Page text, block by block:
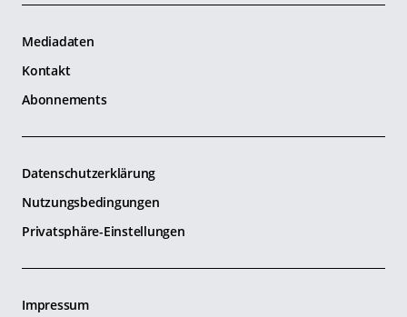
Mediadaten
Kontakt
Abonnements
Datenschutzerklärung
Nutzungsbedingungen
Privatsphäre-Einstellungen
Impressum